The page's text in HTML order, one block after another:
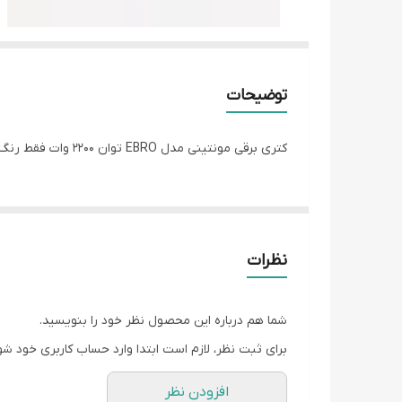
توضیحات
کتری برقی مونتینی مدل EBRO توان 2200 وات فقط رنگ سفید موجوده ظرفیت 1/7 لیتر
نظرات
شما هم درباره این محصول نظر خود را بنویسید.
برای ثبت نظر، لازم است ابتدا وارد حساب کاربری خود
افزودن نظر